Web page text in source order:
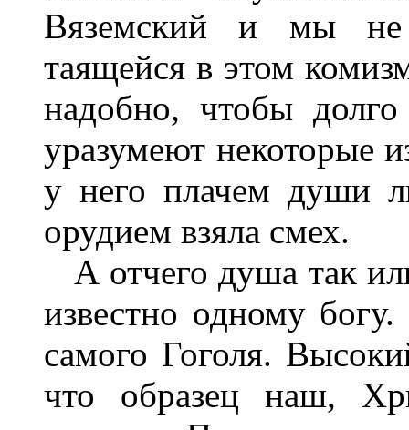
Вяземский и мы не
таящейся в этом
надобно, чтобы
уразумеют некоторые
у него плачем души
орудием взяла смех.
А отчего душа так
известно одному
самого Гоголя.
что образец наш,